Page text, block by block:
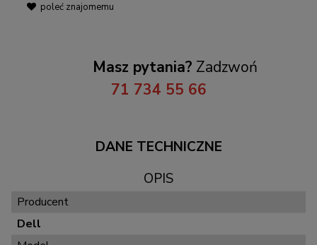
poleć znajomemu
Masz pytania? Zadzwoń
71 734 55 66
DANE TECHNICZNE
OPIS
Producent
Dell